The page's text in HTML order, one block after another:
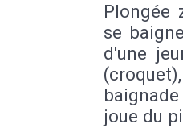
Plongée
se
d'une
joue du